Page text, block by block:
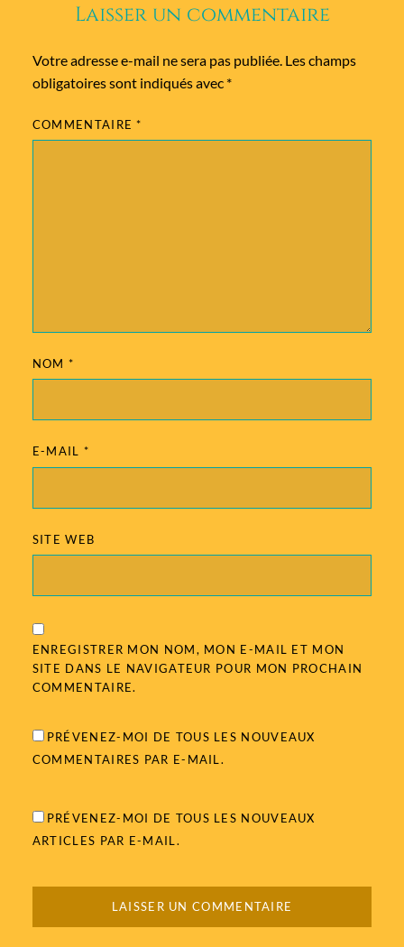
Laisser un commentaire
Votre adresse e-mail ne sera pas publiée. Les champs
obligatoires sont indiqués avec *
COMMENTAIRE*
NOM*
E-MAIL *
SITE WEB
ENREGISTRER MON NOM, MON E-MAIL ET MON
SITE DANS LE NAVIGATEUR POUR MON PROCHAIN
COMMENTAIRE.
PRÉVENEZ-MOI DE TOUS LES NOUVEAUX
COMMENTAIRES PAR E-MAIL.
PRÉVENEZ-MOI DE TOUS LES NOUVEAUX
ARTICLES PAR E-MAIL.